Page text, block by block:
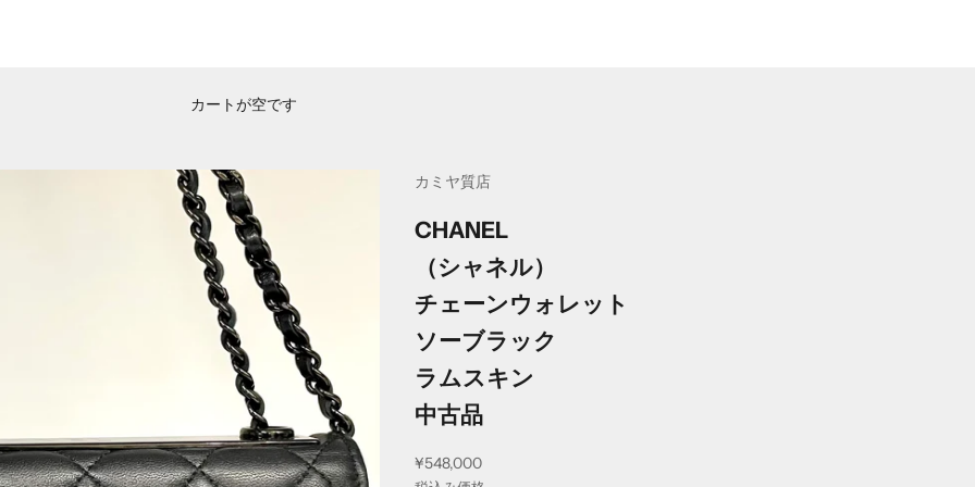
カートが空です
カミヤ質店
CHANEL
（シャネル）
チェーンウォレット
ソーブラック
ラムスキン
中古品
セール価格
¥548,000